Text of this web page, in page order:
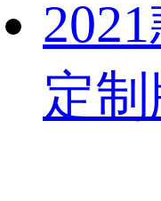
定制